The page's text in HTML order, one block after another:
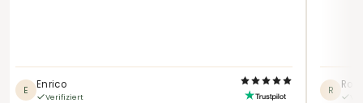
E Enrico
Verifiziert
R